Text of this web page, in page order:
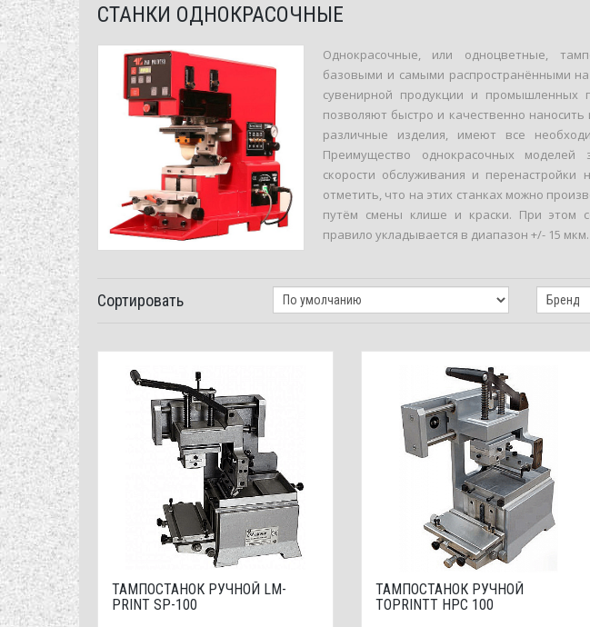
СТАНКИ ОДНОКРАСОЧНЫЕ
Однокрасочные, или одноцветные,
базовыми и самыми распространёнными
сувенирной продукции и промышленных
позволяют быстро и качественно
различные изделия, имеют все
Преимущество однокрасочных моделей
скорости обслуживания и перенастройки
отметить, что на этих станках можно
путём смены клише и краски. При этом
правило укладывается в диапазон +/- 15 мкм.
Сортировать
ТАМПОСТАНОК РУЧНОЙ LM-
PRINT SP-100
ТАМПОСТАНОК РУЧНОЙ
TOPRINTT HPC 100